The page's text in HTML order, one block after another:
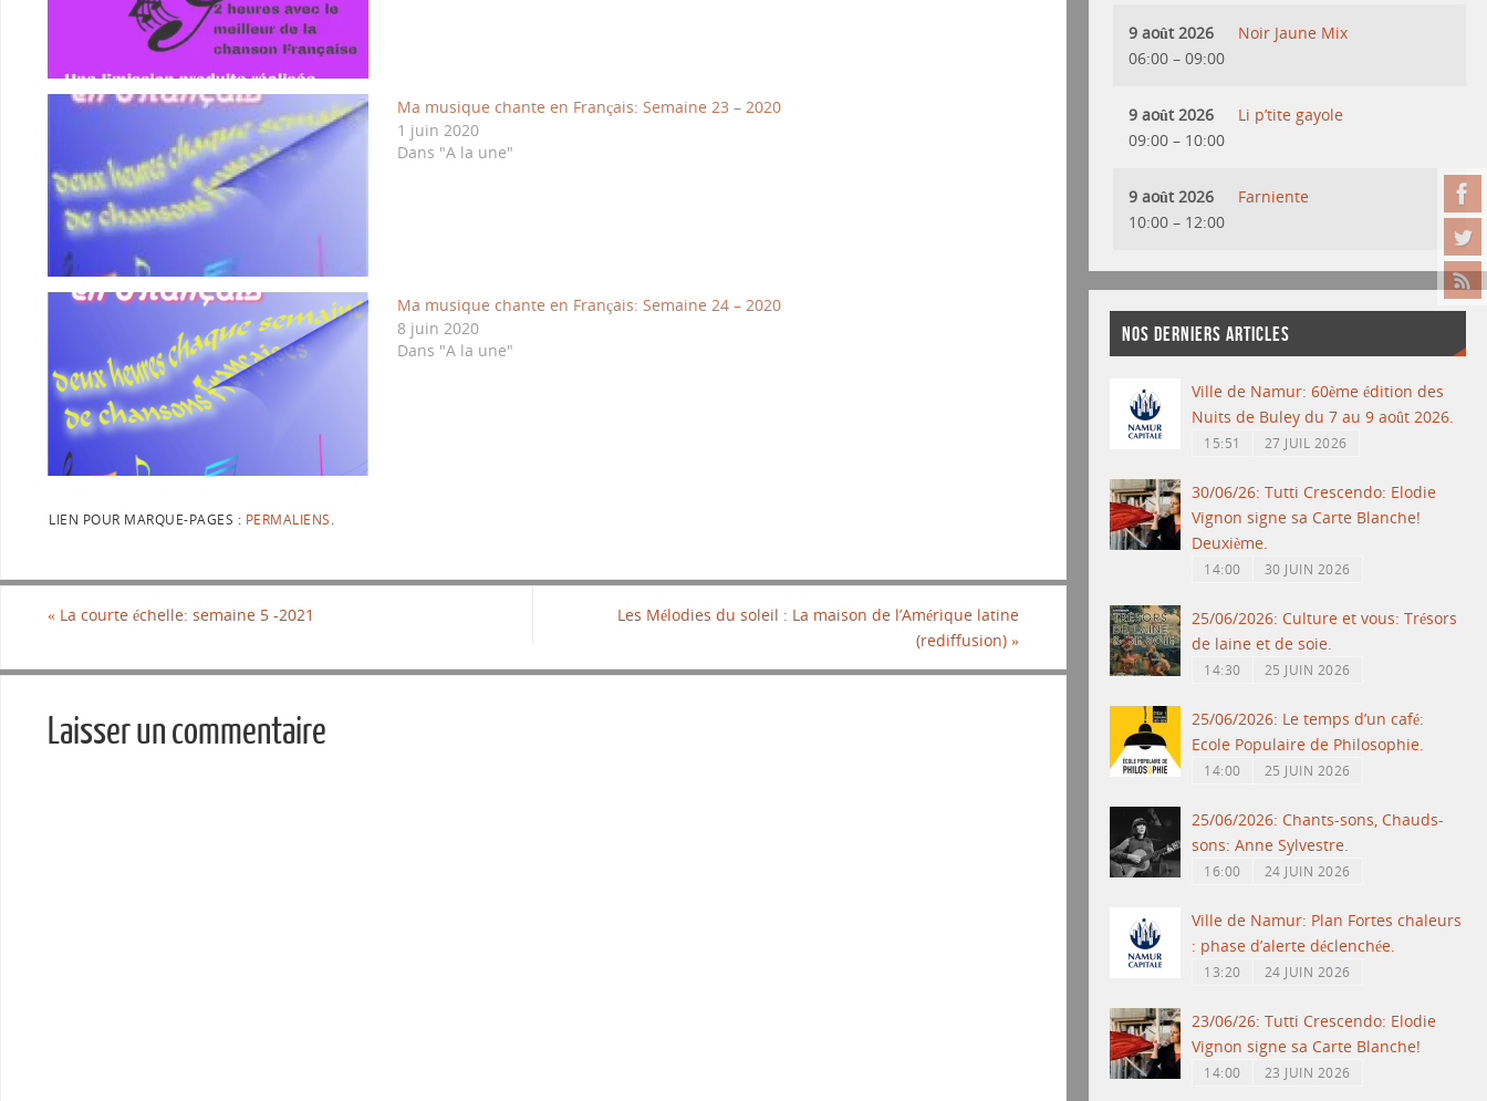
Ma musique chante en Français: Semaine 23 – 2020
1 juin 2020
Dans "A la une"
Ma musique chante en Français: Semaine 24 – 2020
8 juin 2020
Dans "A la une"
LIEN POUR MARQUE-PAGES : PERMALIENS
« La courte échelle: semaine 5 -2021
Les Mélodies du soleil : La maison de l’Amérique latine
(rediffusion) »
Laisser un commentaire
9 août 2026
06:00 – 09:00
Noir Jaune Mix
9 août 2026
09:00 – 10:00
Li p’tite gayole
9 août 2026
10:00 – 12:00
Farniente
NOS DERNIERS ARTICLES
Ville de Namur: 60ème édition des
Nuits de Buley du 7 au 9 août 2026.
15:51 27 JUIL 2026
30/06/26: Tutti Crescendo: Elodie
Vignon signe sa Carte Blanche!
Deuxième.
14:00 30 JUIN 2026
25/06/2026: Culture et vous: Trésors
de laine et de soie.
14:30 25 JUIN 2026
25/06/2026: Le temps d’un café:
Ecole Populaire de Philosophie.
14:00 25 JUIN 2026
25/06/2026: Chants-sons, Chauds-
sons: Anne Sylvestre.
16:00 24 JUIN 2026
Ville de Namur: Plan Fortes chaleurs
: phase d’alerte déclenchée.
13:20 24 JUIN 2026
23/06/26: Tutti Crescendo: Elodie
Vignon signe sa Carte Blanche!
14:00 23 JUIN 2026